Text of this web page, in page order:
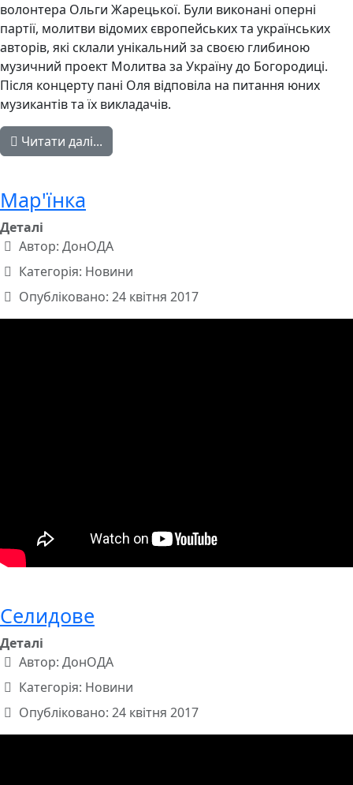
волонтера Ольги Жарецької. Були виконані оперні
партії, молитви відомих європейських та українських
авторів, які склали унікальний за своєю глибиною
музичний проект Молитва за Україну до Богородиці.
Після концерту пані Оля відповіла на питання юних
музикантів та їх викладачів.
Читати далі...
Мар'їнка
Деталі
Автор: ДонОДА
Категорія: Новини
Опубліковано: 24 квітня 2017
Селидове
Деталі
Автор: ДонОДА
Категорія: Новини
Опубліковано: 24 квітня 2017